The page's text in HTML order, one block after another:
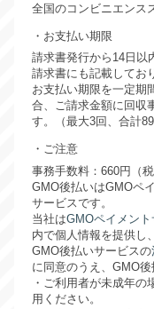
全国のコンビニエンス
お支払い期限
請求書発行から14日以
請求書にも記載してお
お支払い期限を一定期
合、ご請求金額に回収
す。（最大3回、合計
ご注意
事務手数料：660円（税
GMO後払いはGMOペ
サービスです。
当社はGMOペイメン
内で個人情報を提供し
GMO後払いサービスの
に同意のうえ、GMO後
・ご利用者が未成年の
用ください。